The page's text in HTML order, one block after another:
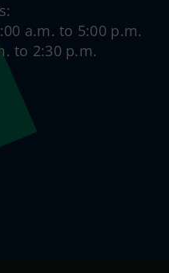
a.m. to 5:00 p.m.
to 2:30 p.m.